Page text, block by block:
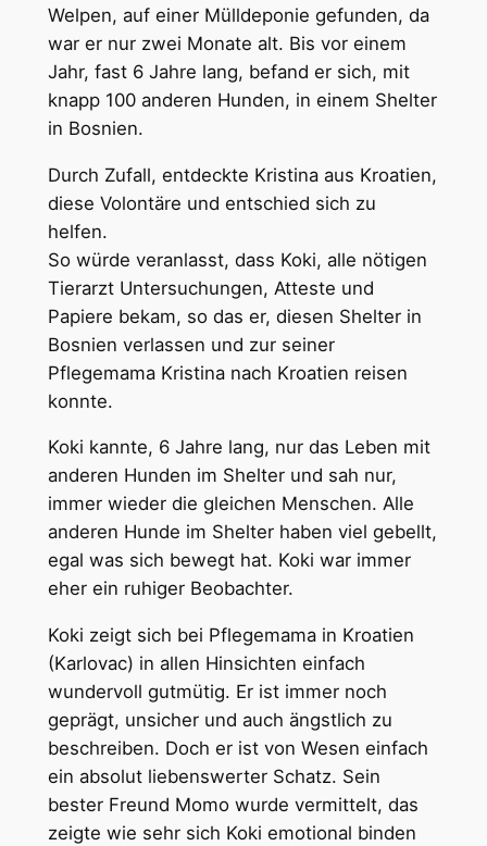
Welpen, auf einer Mülldeponie gefunden, da
war er nur zwei Monate alt. Bis vor einem
Jahr, fast 6 Jahre lang, befand er sich, mit
knapp 100 anderen Hunden, in einem Shelter
in Bosnien.
Durch Zufall, entdeckte Kristina aus Kroatien,
diese Volontäre und entschied sich zu
helfen.
So würde veranlasst, dass Koki, alle nötigen
Tierarzt Untersuchungen, Atteste und
Papiere bekam, so das er, diesen Shelter in
Bosnien verlassen und zur seiner
Pflegemama Kristina nach Kroatien reisen
konnte.
Koki kannte, 6 Jahre lang, nur das Leben mit
anderen Hunden im Shelter und sah nur,
immer wieder die gleichen Menschen. Alle
anderen Hunde im Shelter haben viel gebellt,
egal was sich bewegt hat. Koki war immer
eher ein ruhiger Beobachter.
Koki zeigt sich bei Pflegemama in Kroatien
(Karlovac) in allen Hinsichten einfach
wundervoll gutmütig. Er ist immer noch
geprägt, unsicher und auch ängstlich zu
beschreiben. Doch er ist von Wesen einfach
ein absolut liebenswerter Schatz. Sein
bester Freund Momo wurde vermittelt, das
zeigte wie sehr sich Koki emotional binden